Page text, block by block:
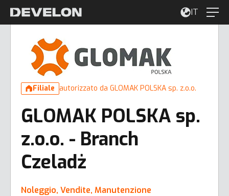
IT
Filiale autorizzato da GLOMAK POLSKA sp. z.o.o.
GLOMAK POLSKA sp.
z.o.o. - Branch
Czeladż
Noleggio, Vendite, Manutenzione